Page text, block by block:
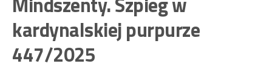
kardynalskiej purpurze
447/2025